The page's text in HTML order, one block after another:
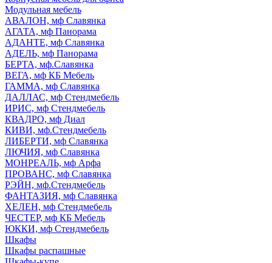
Модульная мебель
АВАЛОН, мф Славянка
АГАТА, мф Панорама
АДАНТЕ, мф Славянка
АДЕЛЬ, мф Панорама
БЕРТА, мф.Славянка
ВЕГА, мф КБ Мебель
ГАММА, мф Славянка
ДАЛЛАС, мф Стендмебель
ИРИС, мф Стендмебель
КВАДРО, мф Диал
КИВИ, мф.Стендмебель
ЛИБЕРТИ, мф Славянка
ЛЮЧИЯ, мф Славянка
МОНРЕАЛЬ, мф Арфа
ПРОВАНС, мф Славянка
РЭЙН, мф.Стендмебель
ФАНТАЗИЯ, мф Славянка
ХЕЛЕН, мф Стендмебель
ЧЕСТЕР, мф КБ Мебель
ЮККИ, мф Стендмебель
Шкафы
Шкафы распашные